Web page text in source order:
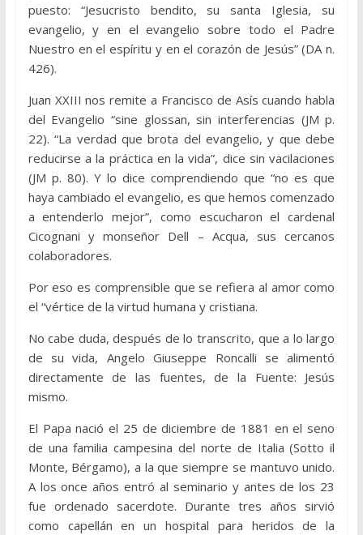
puesto: “Jesucristo bendito, su santa Iglesia, su
evangelio, y en el evangelio sobre todo el Padre
Nuestro en el espíritu y en el corazón de Jesús” (DA n.
426).
Juan XXIII nos remite a Francisco de Asís cuando habla
del Evangelio “sine glossan, sin interferencias (JM p.
22). “La verdad que brota del evangelio, y que debe
reducirse a la práctica en la vida”, dice sin vacilaciones
(JM p. 80). Y lo dice comprendiendo que “no es que
haya cambiado el evangelio, es que hemos comenzado
a entenderlo me­jor”, como escucharon el cardenal
Cicognani y monseñor Dell – Acqua, sus cercanos
colaboradores.
Por eso es comprensible que se refiera al amor como
el “vértice de la virtud humana y cristiana.
No cabe duda, después de lo transcrito, que a lo largo
de su vida, Angelo Giuseppe Roncalli se alimentó
directamente de las fuentes, de la Fuente: Jesús
mismo.
El Papa nació el 25 de diciembre de 1881 en el seno
de una familia campesina del norte de Italia (Sotto il
Monte, Bérgamo), a la que siempre se mantuvo unido.
A los once años entró al seminario y antes de los 23
fue ordenado sacerdote. Durante tres años sirvió
como capellán en un hospital para heridos de la